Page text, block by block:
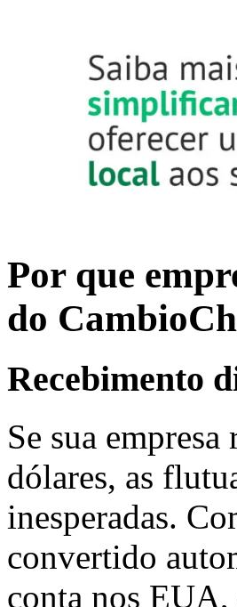
Por que
do
Recebimento
Se sua
dólares, as
inesperadas.
convertido
conta nos